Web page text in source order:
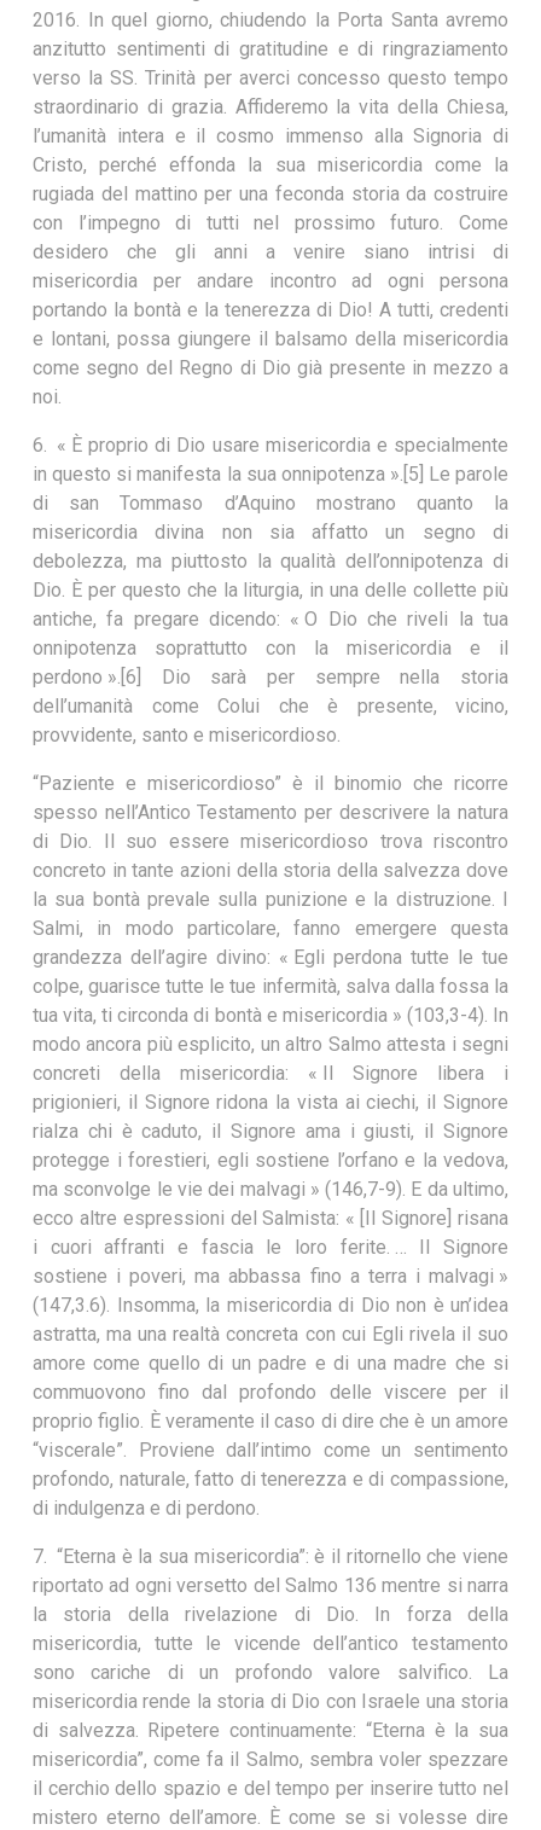
2016. In quel giorno, chiudendo la Porta Santa avremo
anzitutto sentimenti di gratitudine e di ringraziamento
verso la SS. Trinità per averci concesso questo tempo
straordinario di grazia. Affideremo la vita della Chiesa,
l’umanità intera e il cosmo immenso alla Signoria di
Cristo, perché effonda la sua misericordia come la
rugiada del mattino per una feconda storia da costruire
con l’impegno di tutti nel prossimo futuro. Come
desidero che gli anni a venire siano intrisi di
misericordia per andare incontro ad ogni persona
portando la bontà e la tenerezza di Dio! A tutti, credenti
e lontani, possa giungere il balsamo della misericordia
come segno del Regno di Dio già presente in mezzo a
noi.
6. « È proprio di Dio usare misericordia e specialmente
in questo si manifesta la sua onnipotenza ».[5] Le parole
di san Tommaso d’Aquino mostrano quanto la
misericordia divina non sia affatto un segno di
debolezza, ma piuttosto la qualità dell’onnipotenza di
Dio. È per questo che la liturgia, in una delle collette più
antiche, fa pregare dicendo: « O Dio che riveli la tua
onnipotenza soprattutto con la misericordia e il
perdono ».[6] Dio sarà per sempre nella storia
dell’umanità come Colui che è presente, vicino,
provvidente, santo e misericordioso.
“Paziente e misericordioso” è il binomio che ricorre
spesso nell’Antico Testamento per descrivere la natura
di Dio. Il suo essere misericordioso trova riscontro
concreto in tante azioni della storia della salvezza dove
la sua bontà prevale sulla punizione e la distruzione. I
Salmi, in modo particolare, fanno emergere questa
grandezza dell’agire divino: « Egli perdona tutte le tue
colpe, guarisce tutte le tue infermità, salva dalla fossa la
tua vita, ti circonda di bontà e misericordia » (103,3-4). In
modo ancora più esplicito, un altro Salmo attesta i segni
concreti della misericordia: « Il Signore libera i
prigionieri, il Signore ridona la vista ai ciechi, il Signore
rialza chi è caduto, il Signore ama i giusti, il Signore
protegge i forestieri, egli sostiene l’orfano e la vedova,
ma sconvolge le vie dei malvagi » (146,7-9). E da ultimo,
ecco altre espressioni del Salmista: « [Il Signore] risana
i cuori affranti e fascia le loro ferite. … Il Signore
sostiene i poveri, ma abbassa fino a terra i malvagi »
(147,3.6). Insomma, la misericordia di Dio non è un’idea
astratta, ma una realtà concreta con cui Egli rivela il suo
amore come quello di un padre e di una madre che si
commuovono fino dal profondo delle viscere per il
proprio figlio. È veramente il caso di dire che è un amore
“viscerale”. Proviene dall’intimo come un sentimento
profondo, naturale, fatto di tenerezza e di compassione,
di indulgenza e di perdono.
7. “Eterna è la sua misericordia”: è il ritornello che viene
riportato ad ogni versetto del Salmo 136 mentre si narra
la storia della rivelazione di Dio. In forza della
misericordia, tutte le vicende dell’antico testamento
sono cariche di un profondo valore salvifico. La
misericordia rende la storia di Dio con Israele una storia
di salvezza. Ripetere continuamente: “Eterna è la sua
misericordia”, come fa il Salmo, sembra voler spezzare
il cerchio dello spazio e del tempo per inserire tutto nel
mistero eterno dell’amore. È come se si volesse dire